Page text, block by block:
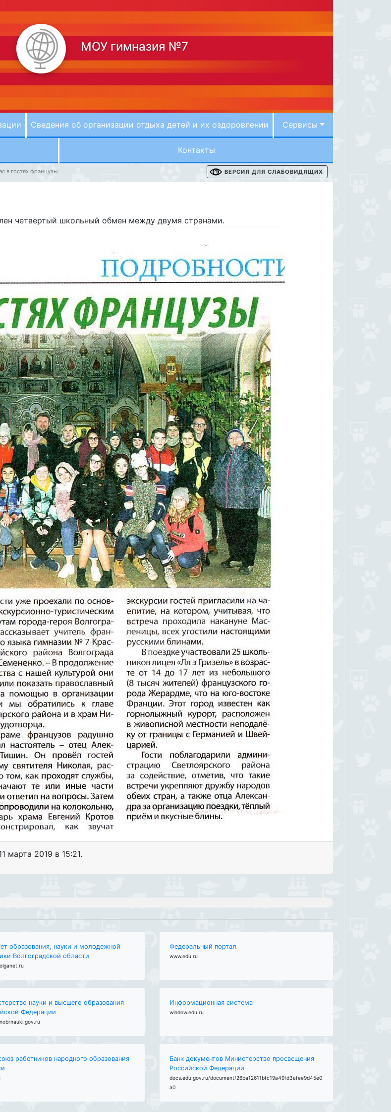
МОУ гимназия №7
Сведения об организации отдыха детей и их оздоровлении Сервисы
Контакты
в гостях французы ВЕРСИЯ ДЛЯ СЛАБОВИДЯЩИХ
четвертый школьный обмен между двумя странами.
марта 2019 в 15:21.
образования, науки и молодежной
Волгоградской области
Федеральный портал
www.edu.ru
науки и высшего образования
Федерации
Информационная система
window.edu.ru
работников народного образования
Банк документов Министерство просвещения
Российской Федерации
docs.edu.gov.ru/document/26ba12611bfc19a49fd3afee9d45e0
a0